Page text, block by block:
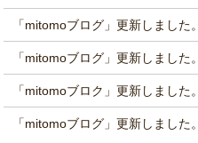
「mitomoブログ」更新しました。
「mitomoブログ」更新しました。
「mitomoブロク」更新しました。
「mitomoブログ」更新しました。